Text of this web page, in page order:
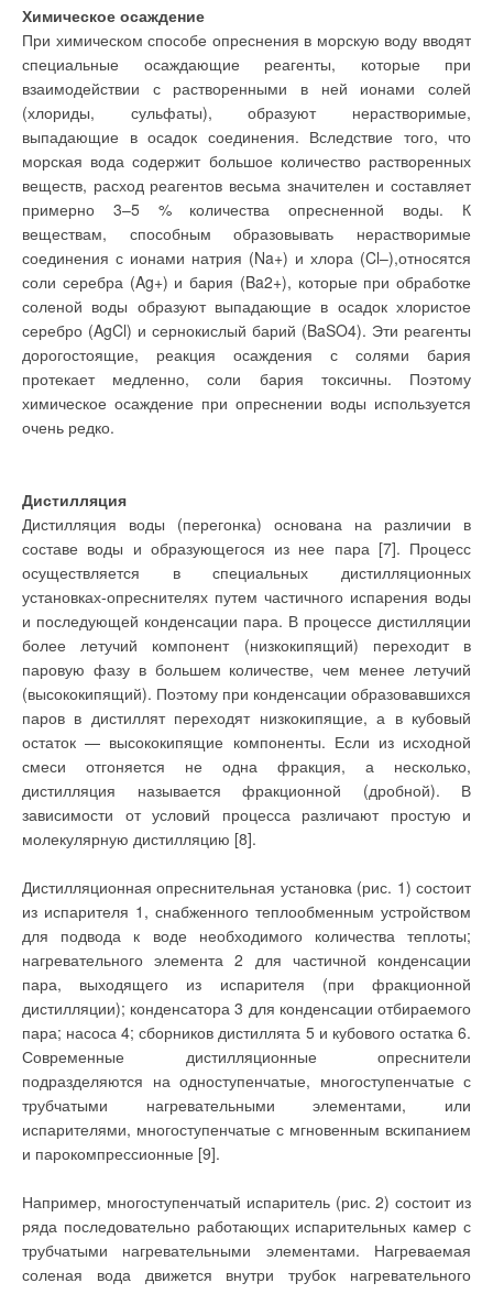
Химическое осаждение
При химическом способе опреснения в морскую воду вводят
специальные осаждающие реагенты, которые при
взаимодействии с растворенными в ней ионами солей
(хлориды, сульфаты), образуют нерастворимые,
выпадающие в осадок соединения. Вследствие того, что
морская вода содержит большое количество растворенных
веществ, расход реагентов весьма значителен и составляет
примерно 3–5 % количества опресненной воды. К
веществам, способным образовывать нерастворимые
соединения с ионами натрия (Na+) и хлора (Cl–),относятся
соли серебра (Ag+) и бария (Ba2+), которые при обработке
соленой воды образуют выпадающие в осадок хлористое
серебро (AgCl) и сернокислый барий (BaSO4). Эти реагенты
дорогостоящие, реакция осаждения с солями бария
протекает медленно, соли бария токсичны. Поэтому
химическое осаждение при опреснении воды используется
очень редко.
Дистилляция
Дистилляция воды (перегонка) основана на различии в
составе воды и образующегося из нее пара [7]. Процесс
осуществляется в специальных дистилляционных
установках-опреснителях путем частичного испарения воды
и последующей конденсации пара. В процессе дистилляции
более летучий компонент (низкокипящий) переходит в
паровую фазу в большем количестве, чем менее летучий
(высококипящий). Поэтому при конденсации образовавшихся
паров в дистиллят переходят низкокипящие, а в кубовый
остаток — высококипящие компоненты. Если из исходной
смеси отгоняется не одна фракция, а несколько,
дистилляция называется фракционной (дробной). В
зависимости от условий процесса различают простую и
молекулярную дистилляцию [8].
Дистилляционная опреснительная установка (рис. 1) состоит
из испарителя 1, снабженного теплообменным устройством
для подвода к воде необходимого количества теплоты;
нагревательного элемента 2 для частичной конденсации
пара, выходящего из испарителя (при фракционной
дистилляции); конденсатора 3 для конденсации отбираемого
пара; насоса 4; сборников дистиллята 5 и кубового остатка 6.
Современные дистилляционные опреснители
подразделяются на одноступенчатые, многоступенчатые с
трубчатыми нагревательными элементами, или
испарителями, многоступенчатые с мгновенным вскипанием
и парокомпрессионные [9].
Например, многоступенчатый испаритель (рис. 2) состоит из
ряда последовательно работающих испарительных камер с
трубчатыми нагревательными элементами. Нагреваемая
соленая вода движется внутри трубок нагревательного
калорифере 4, запитанным от тепловой сети. Регулирование
температуры приточного воздуха осуществляется по датчику
температур последовательной работой регулирующих
клапанов 5 и 6, устанавливаемых, соответственно, на
обводной линии утилизатора вытяжной системы и обратном
трубопроводе дополнительного воздухонагревателя. При
понижении температуры приточного воздуха клапан 6
увеличивает расход сетевой воды через дополнительный
калорифер 4, при повышении — регулирующий клапан 5
уменьшает расход промежуточного теплоносителя через
утилизатор 3.
Автоматическая защита от замерзания утилизатора 2
приточной установки предусматривает: в рабочем режиме
при понижении температуры воздуха или промежуточного
теплоносителя в обратном трубопроводе за утилизатором до
установленного значения — отключение приточного
вентилятора; в нерабочем режиме — включение
утилизаторов вытяжных установок осуществляется по
датчику перепада давления, аналогично схеме СУПТ с
подогревом. СУПТ без подогрева, в отличие от СУПТ с
подогревом промежуточного теплоносителя, имеет
повышенное (за счет дополнительного калорифера)
аэродинамическое сопротивление приточной установки, но в
период работы дополнительных нагревателей расходуется
меньше тепла от тепловой сети.
Следует отметить, что в СУПТ без подогрева, наряду с
повышением аэродинамического сопротивления приточного
тракта, завышается и поверхность теплообмена в
дополнительном воздухонагревателе, т.к. она определяется
из расчета отсутствия тепла удаляемого воздуха. Также в
приточных теплоутилизаторов предусматривается
отключение приточных установок, что на практике не всегда
желательно. Избежать отключения приточных установок при
обмерзании утилизаторов возможно при наличии обводной
воздушной линии у приточных утилизаторов, при этом
поддержание требуемой температуры приточного воздуха
обеспечивается дополнительным калорифером.
Уменьшение теплопроизводительности утилизаторов
вытяжного потока достигается уменьшением расхода
промежуточного теплоносителя за счет обводной линии.
Однако, при уменьшении расхода промежуточного
промежуточного теплоносителя будет увеличиваться при
постоянных параметрах вытяжного потока, что может
привести к «скачкообразной» (открыть/закрыть) работе
регулирующего клапана на обводной линии. Уменьшение
кубометров. Да и
стоимость топлива
возрастает
пропорционально
стоимости бензина и
дизельного топлива.
Системы на
дизельном топливе по
стоимости тепловой
среднее положение
между системами на
природном газе и
электричестве.
Используемые в них
дизельные котлы в
подавляющем
большинстве
дорогостоящи и
рассчитаны на
тепловую мощность от
40 кВт и выше. Для
установки котла и
емкости с топливом
требуется отдельное
помещение. В
экологическом плане
при эксплуатации
дизельного топлива.
Монтаж, наладка и
обслуживание систем
возможно только с
участием
специалистов
обслуживающих
Вследствие низкого
качества топлива
периодическая чистка
горелки.
В рассматриваемом
нами сегменте
мощностей — от 3 до
18 кВт основную долю
электрическими
нагревателями.
эффективны с точки
управления, КПД,
безопасности,
эргономики, монтажа и
обслуживания.
застройщик в ряде
случаев может
самостоятельно
произвести монтаж,
ввод в эксплуатацию и
обслуживание
тепловой установки.
К недостаткам систем
электрического
прежде всего, высокая
стоимость киловатта
наблюдается дефицит
мощности, в
результате чего
возможность ее
потребления может
быть ограничено